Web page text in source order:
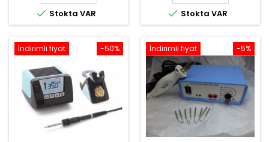
 Stokta VAR  Stokta VAR
-50%
İndirimli fiyat -5%
İndirimli fiyat